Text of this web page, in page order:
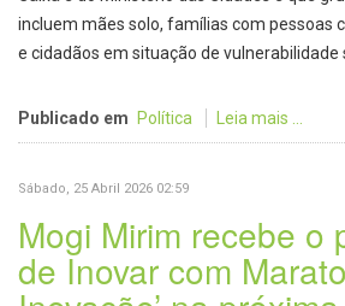
incluem mães solo, famílias com pessoas
e cidadãos em situação de vulnerabilidade
Publicado em Política Leia mais ...
Sábado, 25 Abril 2026 02:59
Mogi Mirim recebe o
de Inovar com